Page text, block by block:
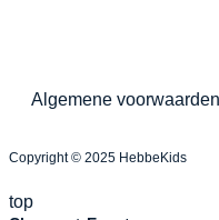
Algemene voorwaarden
Copyright © 2025 HebbeKids
top